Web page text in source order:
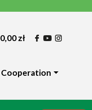
0,00 zł
Cooperation